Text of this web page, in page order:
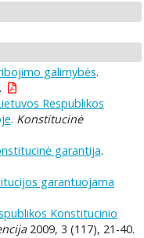
galimybės.
Respublikos
. Konstitucinė
garantija.
garantuojama
Konstitucinio
2009, 3 (117), 21-40.